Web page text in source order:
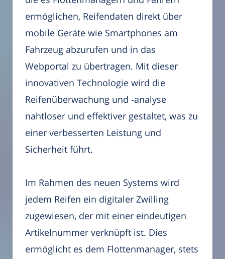
ermöglichen, Reifendaten direkt über
mobile Geräte wie Smartphones am
Fahrzeug abzurufen und in das
Webportal zu übertragen. Mit dieser
innovativen Technologie wird die
Reifenüberwachung und -analyse
nahtloser und effektiver gestaltet, was zu
einer verbesserten Leistung und
Sicherheit führt.
Im Rahmen des neuen Systems wird
jedem Reifen ein digitaler Zwilling
zugewiesen, der mit einer eindeutigen
Artikelnummer verknüpft ist. Dies
ermöglicht es dem Flottenmanager, stets